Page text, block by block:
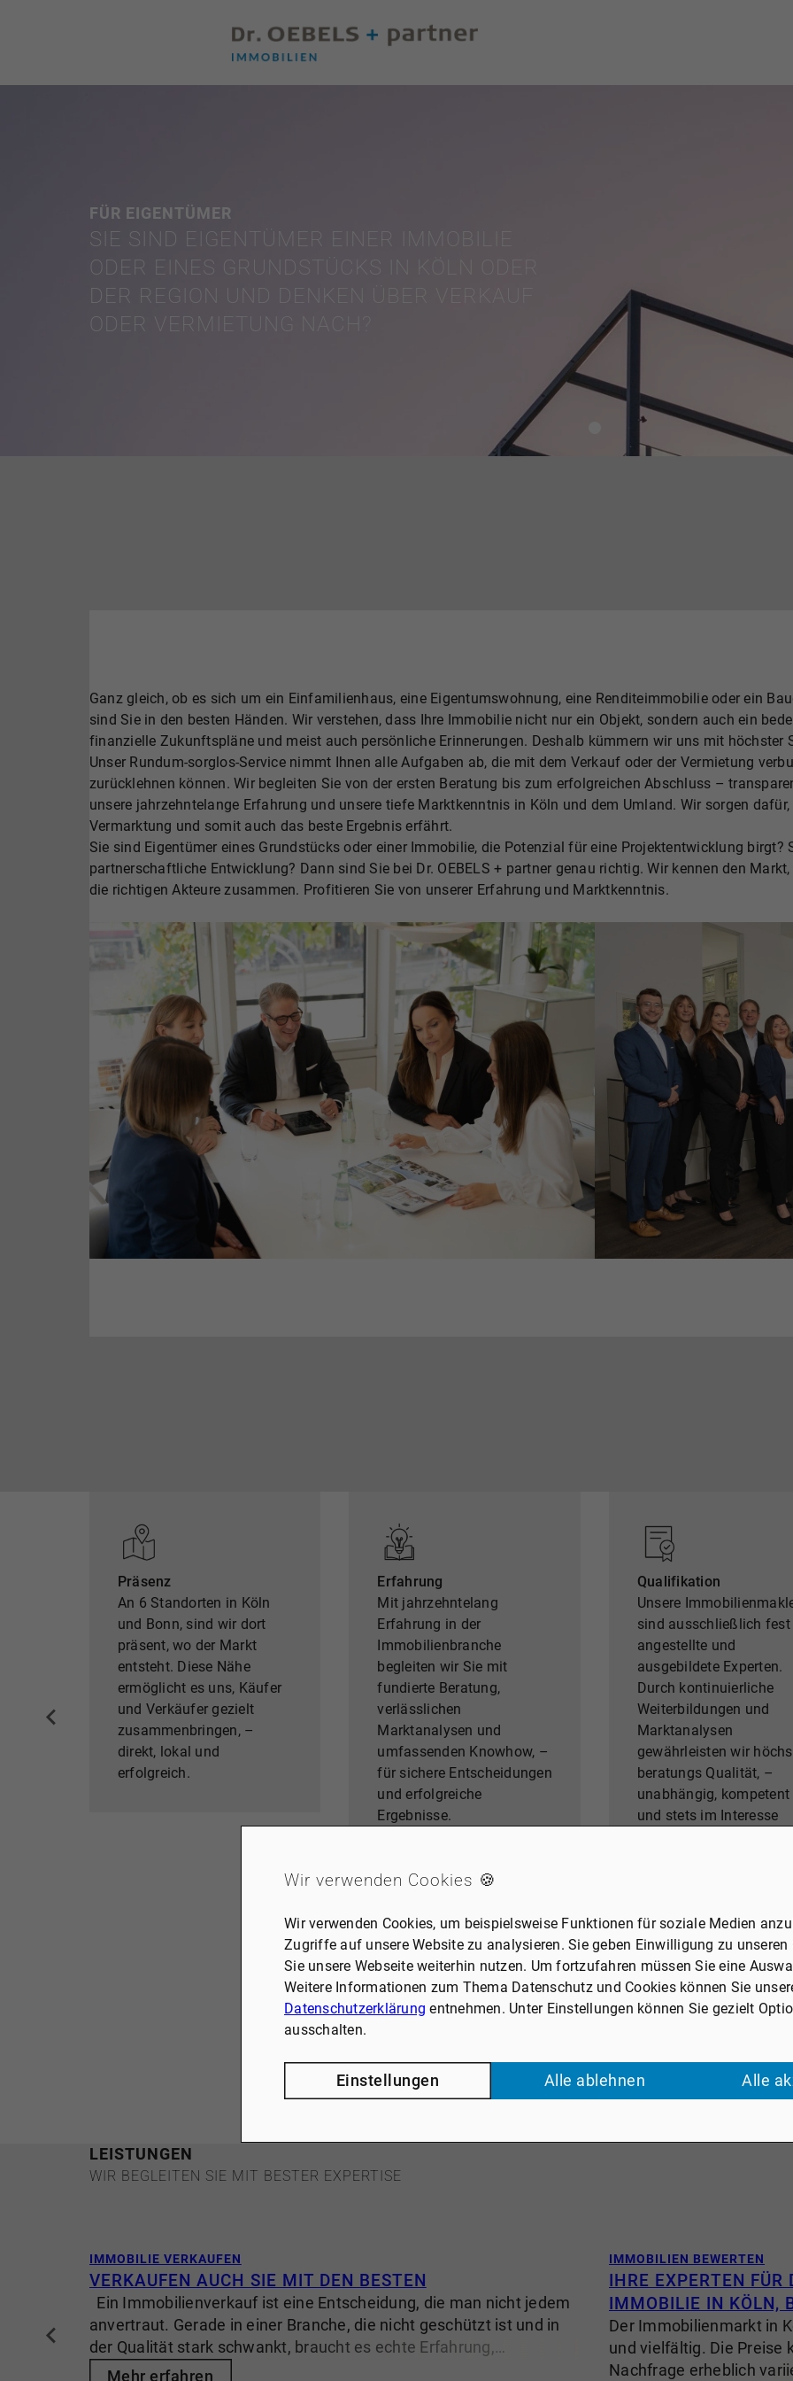
FÜR EIGENTÜMER
SIE SIND EIGENTÜMER EINER IMMOBILIE
ODER EINES GRUNDSTÜCKS IN KÖLN ODER
DER REGION UND DENKEN ÜBER VERKAUF
ODER VERMIETUNG NACH?
Ganz gleich, ob es sich um ein Einfamilienhaus, eine Eigentumswohnung, eine Renditeimmobilie oder ein
sind Sie in den besten Händen. Wir verstehen, dass Ihre Immobilie nicht nur ein Objekt, sondern auch ein
finanzielle Zukunftspläne und meist auch persönliche Erinnerungen. Deshalb kümmern wir uns mit
Unser Rundum-sorglos-Service nimmt Ihnen alle Aufgaben ab, die mit dem Verkauf oder der Vermietung
zurücklehnen können. Wir begleiten Sie von der ersten Beratung bis zum erfolgreichen Abschluss –
unsere jahrzehntelange Erfahrung und unsere tiefe Marktkenntnis in Köln und dem Umland. Wir sorgen
Vermarktung und somit auch das beste Ergebnis erfährt.
Sie sind Eigentümer eines Grundstücks oder einer Immobilie, die Potenzial für eine Projektentwicklung birgt?
partnerschaftliche Entwicklung? Dann sind Sie bei Dr. OEBELS + partner genau richtig. Wir kennen den
die richtigen Akteure zusammen. Profitieren Sie von unserer Erfahrung und Marktkenntnis.
Präsenz
An 6 Standorten in Köln
und Bonn, sind wir dort
präsent, wo der Markt
entsteht. Diese Nähe
ermöglicht es uns, Käufer
und Verkäufer gezielt
zusammenbringen, –
direkt, lokal und
erfolgreich.
Erfahrung
Mit jahrzehntelang
Erfahrung in der
Immobilienbranche
begleiten wir Sie mit
fundierte Beratung,
verlässlichen
Marktanalysen und
umfassenden Knowhow, –
für sichere Entscheidungen
und erfolgreiche
Ergebnisse.
Qualifikation
Unsere
sind ausschließlich fest
angestellte und
ausgebildete Experten.
Durch kontinuierliche
Weiterbildungen und
Marktanalysen
gewährleisten wir
beratungs Qualität, –
unabhängig, kompetent
und stets im Interesse
LEISTUNGEN
WIR BEGLEITEN SIE MIT BESTER EXPERTISE
IMMOBILIE VERKAUFEN
VERKAUFEN AUCH SIE MIT DEN BESTEN
Ein Immobilienverkauf ist eine Entscheidung, die man nicht jedem
anvertraut. Gerade in einer Branche, die nicht geschützt ist und in
der Qualität stark schwankt, braucht es echte Erfahrung,
Verlässlichkeit und Menschen, die ihre Aufgabe ernst nehmen.
Mehr erfahren
IMMOBILIEN BEWERTEN
IHRE EXPERTEN FÜR
IMMOBILIE IN KÖLN,
Der Immobilienmarkt in
und vielfältig. Die Preise
Nachfrage erheblich
Wir verwenden Cookies 🍪
Wir verwenden Cookies, um beispielsweise Funktionen für soziale Medien
Zugriffe auf unsere Website zu analysieren. Sie geben Einwilligung zu unseren
Sie unsere Webseite weiterhin nutzen. Um fortzufahren müssen Sie eine
Weitere Informationen zum Thema Datenschutz und Cookies können Sie
Datenschutzerklärung entnehmen. Unter Einstellungen können Sie gezielt
ausschalten.
Einstellungen Alle ablehnen Alle